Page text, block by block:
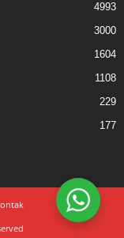
4993
3000
1604
1108
229
177